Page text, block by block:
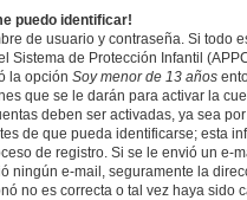
puedo identificar!
de usuario y contraseña. Si todo
Sistema de Protección Infantil
la opción Soy menor de 13 años
que se le darán para activar la
deben ser activadas, ya sea
de que pueda identificarse; esta
de registro. Si se le envió un e-
ningún e-mail, seguramente la
no es correcta o tal vez haya sido